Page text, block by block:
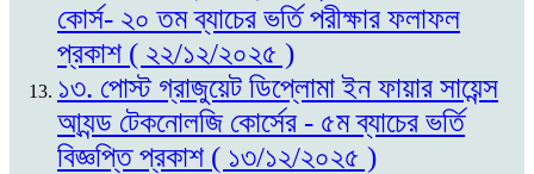
কোর্স- ২০ তম ব্যাচের ভর্তি পরীক্ষার ফলাফল
প্রকাশ ( ২২/১২/২০২৫ )
১৩. পোস্ট গ্রাজুয়েট ডিপ্লোমা ইন ফায়ার সায়েন্স
আ্যন্ড টেকনোলজি কোর্সের - ৫ম ব্যাচের ভর্তি
বিজ্ঞপ্তি প্রকাশ ( ১৩/১২/২০২৫ )